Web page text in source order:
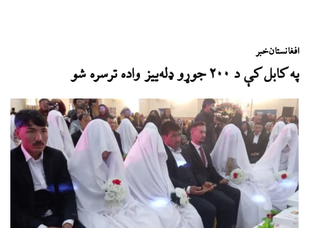
افغانستانخبر
په کابل کې د ۲۰۰ جوړو ډله‌ییز واده ترسره شو